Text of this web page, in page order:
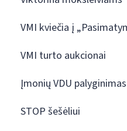
VMI kviečia į
VMI turto aukcionai
Įmonių VDU palyginimas
STOP šešėliui